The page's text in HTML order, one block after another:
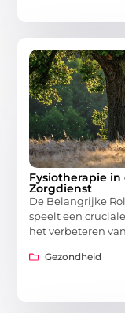
Fysiotherapie in
Zorgdienst
De Belangrijke
speelt een
het verbeteren
Gezondheid